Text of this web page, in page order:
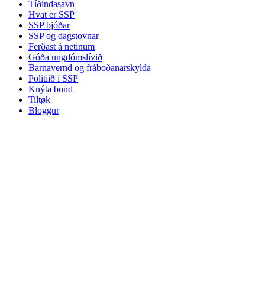
Tíðindasavn
Hvat er SSP
SSP bjóðar
SSP og dagstovnar
Ferðast á netinum
Góða ungdómslívið
Barnavernd og fráboðanarskylda
Politiið í SSP
Knýta bond
Tiltøk
Bloggur